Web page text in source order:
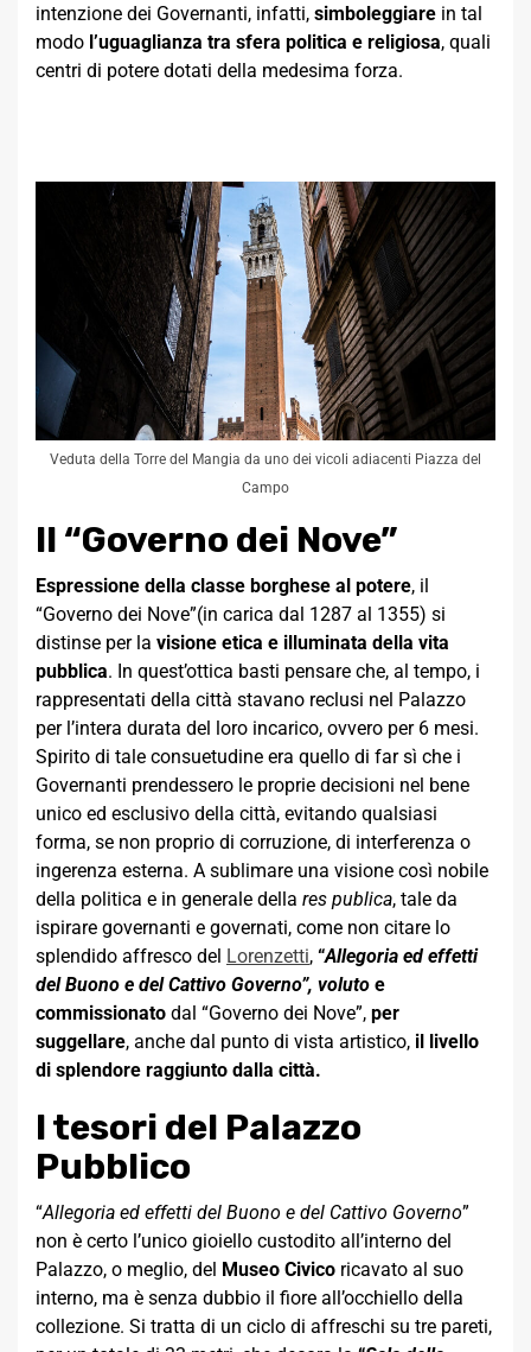
intenzione dei Governanti, infatti, simboleggiare in tal
modo l’uguaglianza tra sfera politica e religiosa, quali
centri di potere dotati della medesima forza.
Veduta della Torre del Mangia da uno dei vicoli adiacenti Piazza del
Campo
Il “Governo dei Nove”
Espressione della classe borghese al potere, il
“Governo dei Nove”(in carica dal 1287 al 1355) si
distinse per la visione etica e illuminata della vita
pubblica. In quest’ottica basti pensare che, al tempo, i
rappresentati della città stavano reclusi nel Palazzo
per l’intera durata del loro incarico, ovvero per 6 mesi.
Spirito di tale consuetudine era quello di far sì che i
Governanti prendessero le proprie decisioni nel bene
unico ed esclusivo della città, evitando qualsiasi
forma, se non proprio di corruzione, di interferenza o
ingerenza esterna. A sublimare una visione così nobile
della politica e in generale della res publica, tale da
ispirare governanti e governati, come non citare lo
splendido affresco del Lorenzetti, “Allegoria ed effetti
del Buono e del Cattivo Governo”, voluto e
commissionato dal “Governo dei Nove”, per
suggellare, anche dal punto di vista artistico, il livello
di splendore raggiunto dalla città.
I tesori del Palazzo
Pubblico
“Allegoria ed effetti del Buono e del Cattivo Governo”
non è certo l’unico gioiello custodito all’interno del
Palazzo, o meglio, del Museo Civico ricavato al suo
interno, ma è senza dubbio il fiore all’occhiello della
collezione. Si tratta di un ciclo di affreschi su tre pareti,